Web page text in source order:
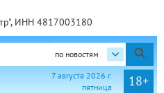
ИНН 4817003180
по новостям
18+
7 августа 2026 г.
пятница